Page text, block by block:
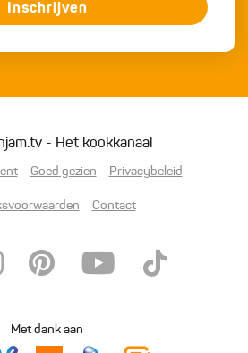
Inschrijven
- Het kookkanaal
Goed gezien Privacybeleid
Contact
Met dank aan